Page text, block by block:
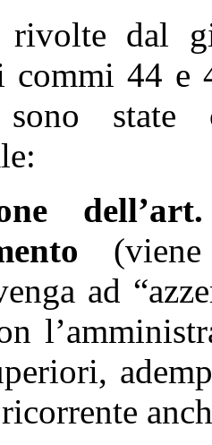
rivolte dal
commi 44 e
state
ad